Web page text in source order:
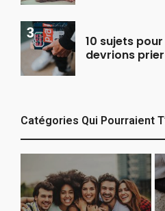
10 sujets
devrions
Catégories Qui Pourraient